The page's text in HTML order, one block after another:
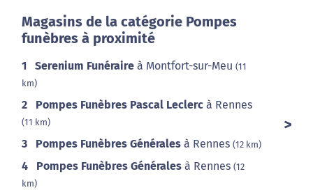
Magasins de la catégorie Pompes
funèbres à proximité
1 Serenium Funéraire à Montfort-sur-Meu (11
km)
2 Pompes Funèbres Pascal Leclerc à Rennes
(11 km)
3 Pompes Funèbres Générales à Rennes (12 km)
4 Pompes Funèbres Générales à Rennes (12
km)